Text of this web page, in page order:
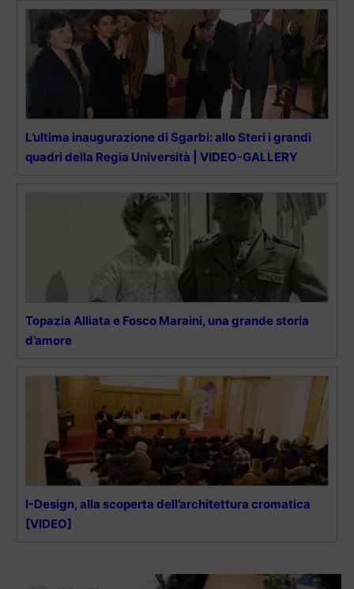
L’ultima inaugurazione di Sgarbi: allo Steri i grandi
quadri della Regia Università | VIDEO-GALLERY
Topazia Alliata e Fosco Maraini, una grande storia
d’amore
I-Design, alla scoperta dell’architettura cromatica
[VIDEO]